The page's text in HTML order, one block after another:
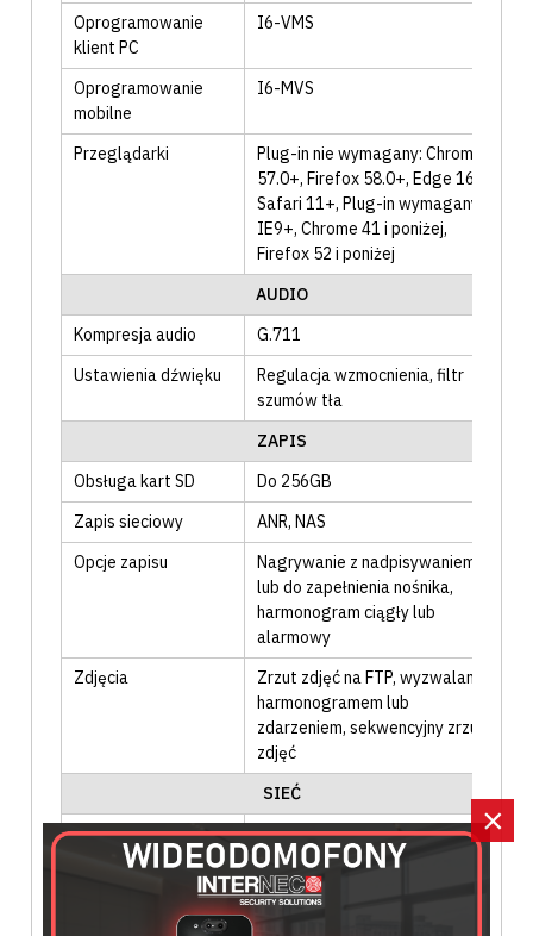
×
Oprogramowanie
klient PC
I6-VMS
Oprogramowanie
mobilne
I6-MVS
Przeglądarki
Plug-in nie wymagany: Chrome
57.0+, Firefox 58.0+, Edge 16+,
Safari 11+, Plug-in wymagany:
IE9+, Chrome 41 i poniżej,
Firefox 52 i poniżej
AUDIO
Kompresja audio
G.711
Ustawienia dźwięku
Regulacja wzmocnienia, filtr
szumów tła
ZAPIS
Obsługa kart SD
Do 256GB
Zapis sieciowy
ANR, NAS
Opcje zapisu
Nagrywanie z nadpisywaniem
lub do zapełnienia nośnika,
harmonogram ciągły lub
alarmowy
Zdjęcia
Zrzut zdjęć na FTP, wyzwalanie
harmonogramem lub
zdarzeniem, sekwencyjny zrzut
zdjęć
SIEĆ
Interfejs
komunikacyjny
RJ45 10M / 100M Ethernet
802.1x, ARP
FTP